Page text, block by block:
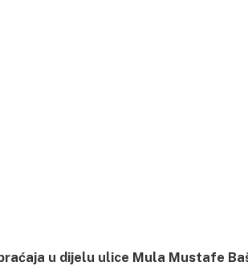
u dijelu ulice Mula Mustafe